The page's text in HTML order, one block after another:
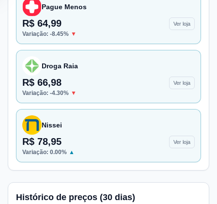
Pague Menos
R$ 64,99 Ver loja
Variação: -8.45% ▼
Droga Raia
R$ 66,98 Ver loja
Variação: -4.30% ▼
Nissei
R$ 78,95 Ver loja
Variação: 0.00% ▲
Histórico de preços (30 dias)